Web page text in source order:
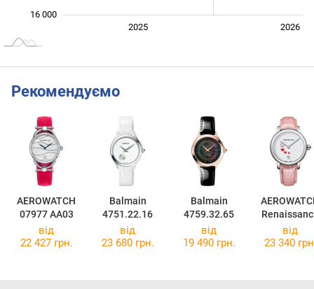
16 000
2025 2026
Рекомендуємо
AEROWATCH
07977 AA03
Balmain
4751.22.16
Balmain
4759.32.65
Swirl
від
22 427 грн.
від
23 680 грн.
від
19 490 грн.
від
23 340